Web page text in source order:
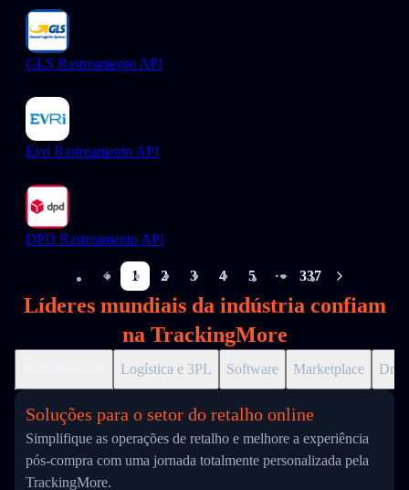
GLS Rastreamento API
Evri Rastreamento API
DPD Rastreamento API
1 2 3 4 5
More pages
337
Líderes mundiais da indústria confiam
na TrackingMore
Logística e 3PL Software Marketplace
Soluções para o setor do retalho online
Simplifique as operações de retalho e melhore a experiência
pós-compra com uma jornada totalmente personalizada pela
TrackingMore.